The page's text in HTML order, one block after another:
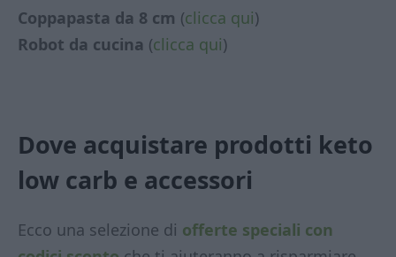
Coppapasta da 8 cm (clicca qui)
Robot da cucina (clicca qui)
Dove acquistare prodotti keto
low carb e accessori
Ecco una selezione di offerte speciali con